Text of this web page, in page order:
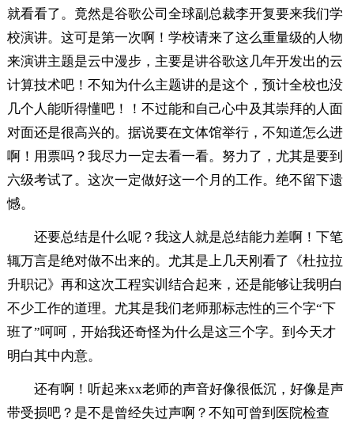
就看看了。竟然是谷歌公司全球副总裁李开复要来我们学
校演讲。这可是第一次啊！学校请来了这么重量级的人物
来演讲主题是云中漫步，主要是讲谷歌这几年开发出的云
计算技术吧！不知为什么主题讲的是这个，预计全校也没
几个人能听得懂吧！！不过能和自己心中及其崇拜的人面
对面还是很高兴的。据说要在文体馆举行，不知道怎么进
啊！用票吗？我尽力一定去看一看。努力了，尤其是要到
六级考试了。这次一定做好这一个月的工作。绝不留下遗
憾。
还要总结是什么呢？我这人就是总结能力差啊！下笔
辄万言是绝对做不出来的。尤其是上几天刚看了《杜拉拉
升职记》再和这次工程实训结合起来，还是能够让我明白
不少工作的道理。尤其是我们老师那标志性的三个字“下
班了”呵呵，开始我还奇怪为什么是这三个字。到今天才
明白其中内意。
还有啊！听起来xx老师的声音好像很低沉，好像是声
带受损吧？是不是曾经失过声啊？不知可曾到医院检查